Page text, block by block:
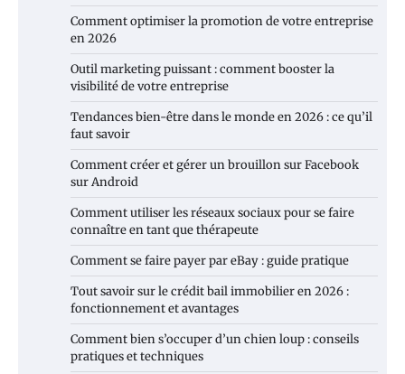
Comment optimiser la promotion de votre entreprise
en 2026
Outil marketing puissant : comment booster la
visibilité de votre entreprise
Tendances bien-être dans le monde en 2026 : ce qu’il
faut savoir
Comment créer et gérer un brouillon sur Facebook
sur Android
Comment utiliser les réseaux sociaux pour se faire
connaître en tant que thérapeute
Comment se faire payer par eBay : guide pratique
Tout savoir sur le crédit bail immobilier en 2026 :
fonctionnement et avantages
Comment bien s’occuper d’un chien loup : conseils
pratiques et techniques